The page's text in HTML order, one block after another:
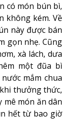
có món bún bì,
không kém. Về
này được bán
gọn nhẹ. Cũng
xà lách, dưa
một đũa bì
mắm chua
thưởng thức,
mê món ăn dân
hết từ bao giờ